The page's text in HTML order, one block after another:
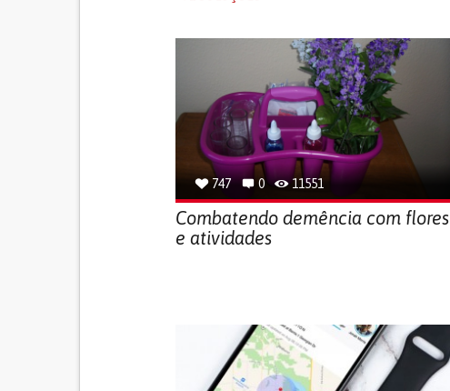
747 0 11551
Combatendo demência com flores
e atividades